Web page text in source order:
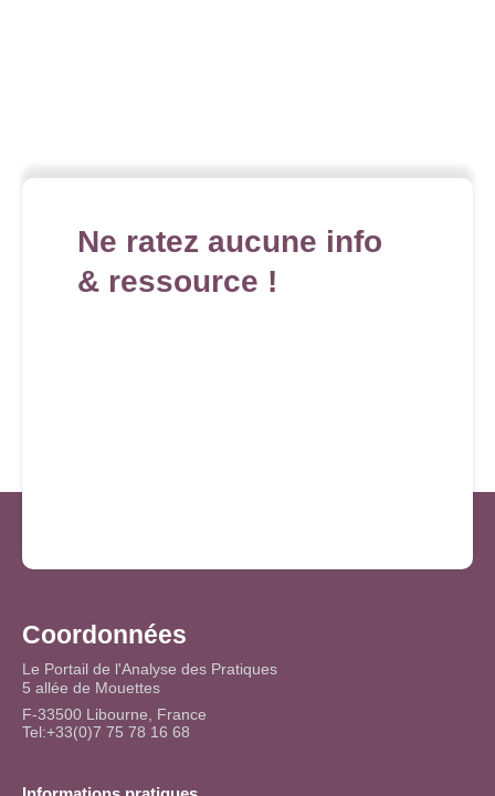
Ne ratez aucune info
& ressource !
Coordonnées
Le Portail de l'Analyse des Pratiques
5 allée de Mouettes
F-33500 Libourne, France
Tel:+33(0)7 75 78 16 68